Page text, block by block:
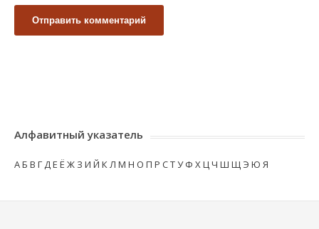
Алфавитный указатель
АБ В ГДЕ Ё Ж З И Й КЛ М Н О П Р СТУ Ф ХЦЧ Ш Щ Э Ю Я